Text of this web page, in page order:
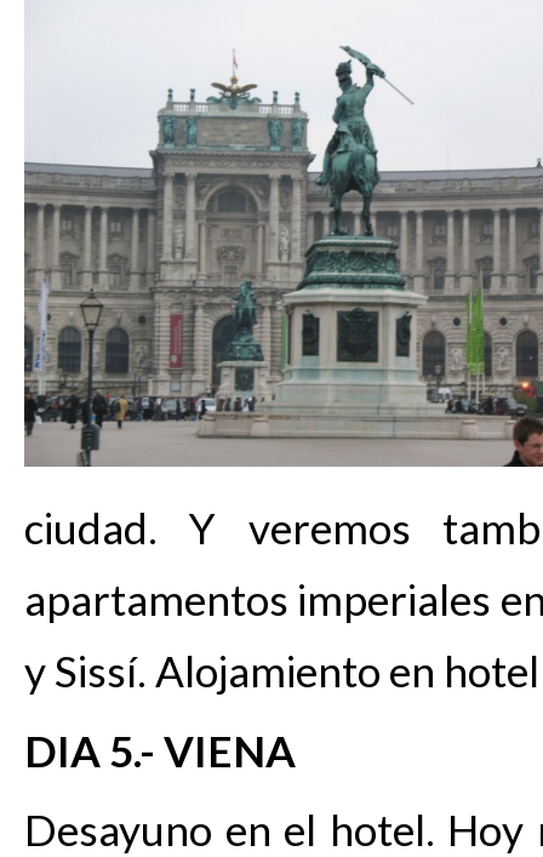
ciudad. Y veremos
apartamentos imperiales
y Sissí. Alojamiento en hotel
DIA 5.- VIENA
Desayuno en el hotel.